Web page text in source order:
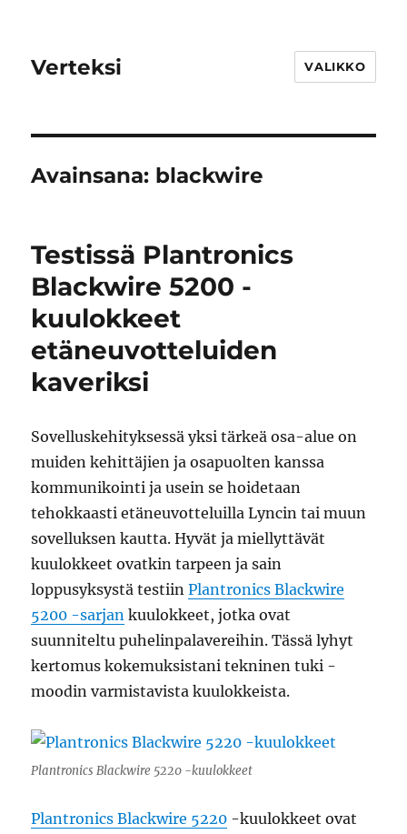
Verteksi VALIKKO
Avainsana: blackwire
Testissä Plantronics
Blackwire 5200 -
kuulokkeet
etäneuvotteluiden
kaveriksi
Sovelluskehityksessä yksi tärkeä osa-alue on
muiden kehittäjien ja osapuolten kanssa
kommunikointi ja usein se hoidetaan
tehokkaasti etäneuvotteluilla Lyncin tai muun
sovelluksen kautta. Hyvät ja miellyttävät
kuulokkeet ovatkin tarpeen ja sain
loppusyksystä testiinPlantronics Blackwire
5200 -sarjan kuulokkeet, jotka ovat
suunniteltu puhelinpalavereihin. Tässä lyhyt
kertomus kokemuksistani tekninen tuki -
moodin varmistavista kuulokkeista.
Plantronics Blackwire 5220 -kuulokkeet
Plantronics Blackwire 5220 -kuulokkeet ovat